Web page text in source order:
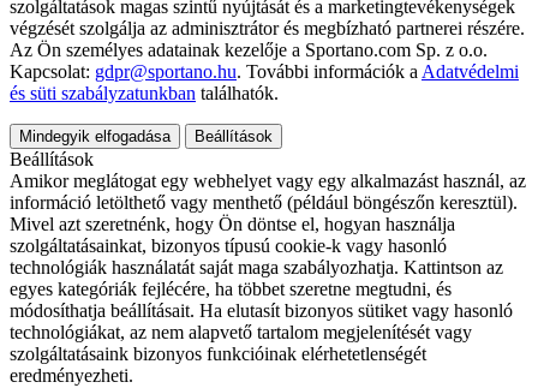
szolgáltatások magas szintű nyújtását és a marketingtevékenységek
végzését szolgálja az adminisztrátor és megbízható partnerei részére.
Az Ön személyes adatainak kezelője a Sportano.com Sp. z o.o.
Kapcsolat: gdpr@sportano.hu. További információk a Adatvédelmi
és süti szabályzatunkban találhatók.
Mindegyik elfogadása Beállítások
Beállítások
Amikor meglátogat egy webhelyet vagy egy alkalmazást használ, az
információ letölthető vagy menthető (például böngészőn keresztül).
Mivel azt szeretnénk, hogy Ön döntse el, hogyan használja
szolgáltatásainkat, bizonyos típusú cookie-k vagy hasonló
technológiák használatát saját maga szabályozhatja. Kattintson az
egyes kategóriák fejlécére, ha többet szeretne megtudni, és
módosíthatja beállításait. Ha elutasít bizonyos sütiket vagy hasonló
technológiákat, az nem alapvető tartalom megjelenítését vagy
szolgáltatásaink bizonyos funkcióinak elérhetetlenségét
eredményezheti.